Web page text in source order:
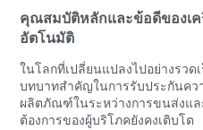
คุณสมบัติหลักและข้อดีของเค
อัตโนมัติ
ในโลกที่เปลี่ยนแปลงไปอย่า
บทบาทสำคัญในการรับประกันค
ผลิตภัณฑ์ในระหว่างการขนส่
ต้องการของผู้บริโภคยังคงเติ